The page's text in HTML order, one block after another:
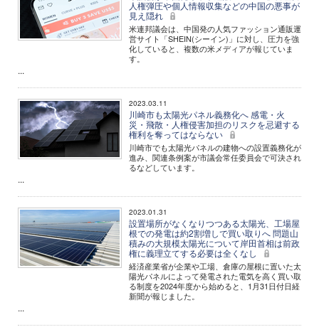
人権弾圧や個人情報収集などの中国の悪事が
見え隠れ
米連邦議会は、中国発の人気ファッション通販運
営サイト「SHEIN(シーイン)」に対し、圧力を強
化していると、複数の米メディアが報じていま
す。
...
2023.03.11
川崎市も太陽光パネル義務化へ 感電・火
災・飛散・人権侵害加担のリスクを忌避する
権利を奪ってはならない
川崎市でも太陽光パネルの建物への設置義務化が
進み、関連条例案が市議会常任委員会で可決され
るなどしています。
...
2023.01.31
設置場所がなくなりつつある太陽光、工場屋
根での発電は約2割増しで買い取りへ 問題山
積みの大規模太陽光について岸田首相は前政
権に義理立てする必要は全くなし
経済産業省が企業や工場、倉庫の屋根に置いた太
陽光パネルによって発電された電気を高く買い取
る制度を2024年度から始めると、1月31日付日経
新聞が報じました。
...